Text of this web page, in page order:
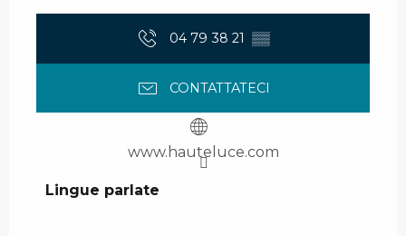
04 79 38 21 ▒▒
CONTATTATECI
www.hauteluce.com
Lingue parlate
Lingue parlate